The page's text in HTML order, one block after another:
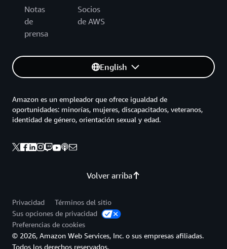
Notas
de
prensa
Socios
de AWS
English
Volver arriba
Amazon es un empleador que ofrece igualdad de
oportunidades: minorías, mujeres, discapacitados, veteranos,
identidad de género, orientación sexual y edad.
Privacidad
Términos del sitio
Sus opciones de privacidad
Preferencias de cookies
© 2026, Amazon Web Services, Inc. o sus empresas afiliadas.
Todos los derechos reservados.